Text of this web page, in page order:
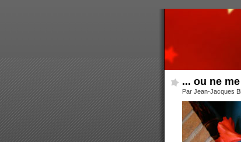
... ou ne
Par Jean-Jacques